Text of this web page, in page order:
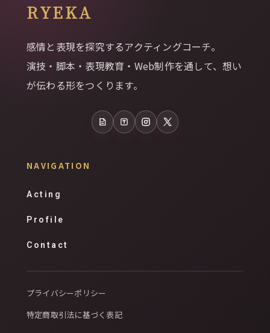
RYEKA
感情と表現を探究するアクティングコーチ。
演技・脚本・表現教育・Web制作を通して、想い
が伝わる形をつくります。
note TalesInstagram
X
NAVIGATION
Acting
Profile
Contact
プライバシーポリシー
特定商取引法に基づく表記